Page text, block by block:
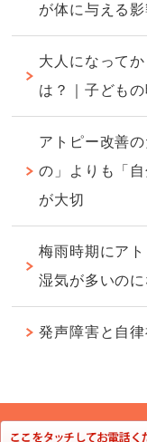
が体に与える影
大人になって
は？｜子ども
アトピー改善
の」よりも「
が大切
梅雨時期にア
湿気が多いの
発声障害と自